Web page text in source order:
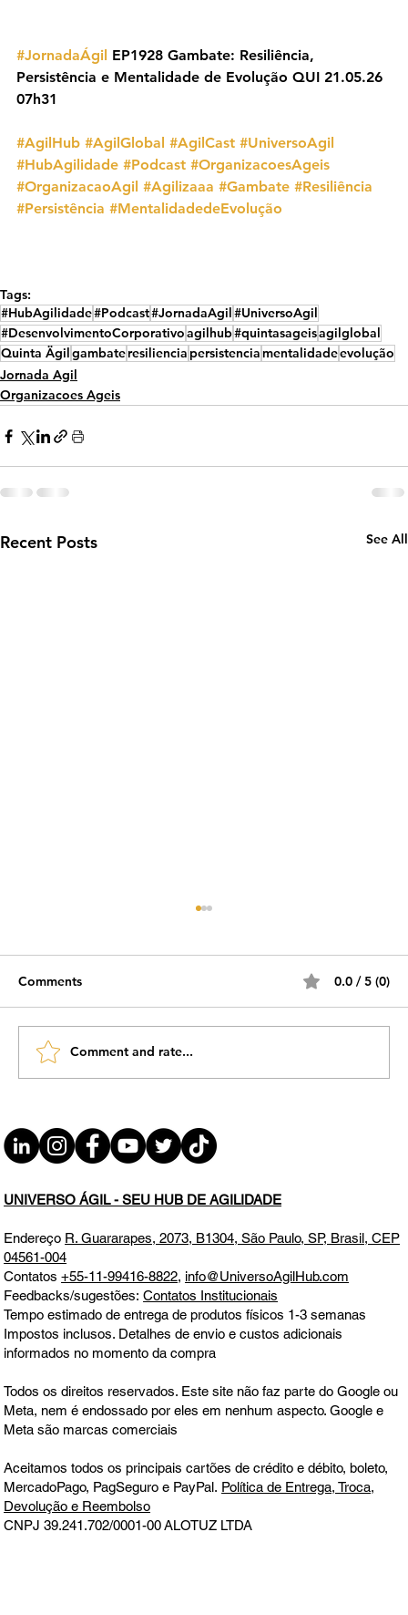
#JornadaÁgil EP1928 Gambate: Resiliência,
Persistência e Mentalidade de Evolução QUI 21.05.26
07h31
#AgilHub #AgilGlobal #AgilCast #UniversoAgil
#HubAgilidade #Podcast #OrganizacoesAgeis
#OrganizacaoAgil #Agilizaaa #Gambate #Resiliência
#Persistência #MentalidadedeEvolução
Tags:
#HubAgilidade#Podcast#JornadaAgil#UniversoAgil
#DesenvolvimentoCorporativoagilhub#quintasageisagilglobal
Quinta Ägilgambateresiliencia persistenciamentalidadeevolução
Jornada Agil
Organizacoes Ageis
Recent Posts See All
Projetos Terceirizado: Bastidores que
Não Te Contam QUI 23.04.26 07h31
Comments 0.0 / 5 (0)
Comment and rate...
UNIVERSO ÁGIL - SEU HUB DE AGILIDADE
Endereço R. Guararapes, 2073, B1304, São Paulo, SP, Brasil, CEP
04561-004
Contatos+55-11-99416-8822, info@UniversoAgilHub.com
Feedbacks/sugestões:Contatos Institucionais
Tempo estimado de entrega de produtos físicos 1-3 semanas
Impostos inclusos. Detalhes de envio e custos adicionais
informados no momento da compra
Todos os direitos reservados. Este site não faz parte do Google ou
Meta, nem é endossado por eles em nenhum aspecto. Google e
Meta são marcas comerciais
Aceitamos todos os principais cartões de crédito e débito, boleto,
MercadoPago, PagSeguro e PayPal. Política de Entrega, Troca,
Devolução e Reembolso
CNPJ 39.241.702/0001-00ALOTUZ LTDA